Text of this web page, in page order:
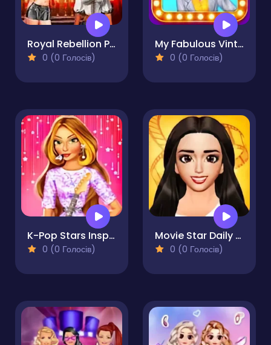
Royal Rebellion Punk Magic
0 (0 Голосів)
My Fabulous Vintage Look
0 (0 Голосів)
K-Pop Stars Inspired Look
0 (0 Голосів)
Movie Star Daily Routine
0 (0 Голосів)